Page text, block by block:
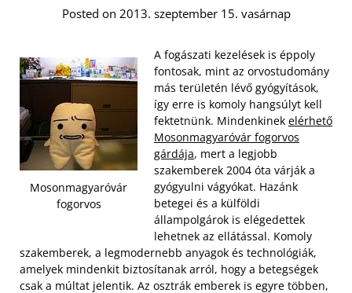
Posted on 2013. szeptember 15. vasárnap
Mosonmagyaróvár
fogorvos
A fogászati kezelések is éppoly
fontosak, mint az orvostudomány
más területén lévő gyógyítások,
így erre is komoly hangsúlyt kell
fektetnünk. Mindenkinek elérhető
Mosonmagyaróvár fogorvos
gárdája, mert a legjobb
szakemberek 2004 óta várják a
gyógyulni vágyókat. Hazánk
betegei és a külföldi
állampolgárok is elégedettek
lehetnek az ellátással. Komoly
szakemberek, a legmodernebb anyagok és technológiák,
amelyek mindenkit biztosítanak arról, hogy a betegségek
csak a múltat jelentik. Az osztrák emberek is egyre többen,